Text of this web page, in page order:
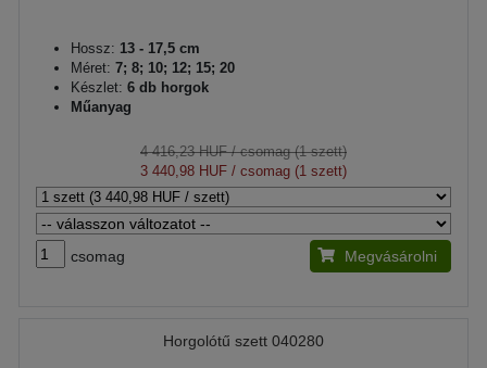
Hossz: 13 - 17,5 cm
Méret: 7; 8; 10; 12; 15; 20
Készlet: 6 db horgok
Műanyag
4 416,23 HUF/ csomag (1 szett)
3 440,98 HUF / csomag (1 szett)
csomag Megvásárolni
Horgolótű szett 040280